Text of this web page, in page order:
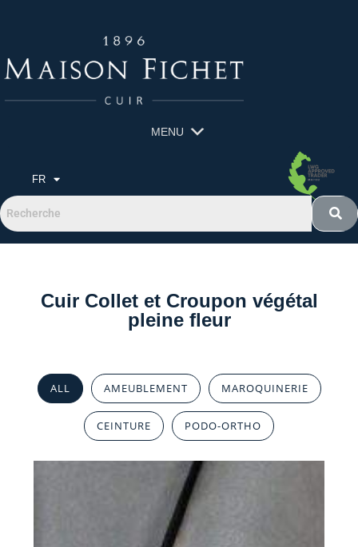
MENU
FR
Cuir Collet et Croupon végétal
pleine fleur
ALL AMEUBLEMENT MAROQUINERIE
CEINTURE PODO-ORTHO